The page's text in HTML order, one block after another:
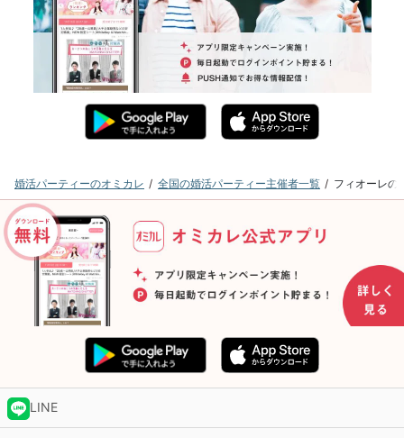
婚活パーティーのオミカレ 全国の婚活パーティー主催者一覧 フィオーレの
LINE